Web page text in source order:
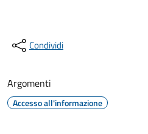
Condividi
Argomenti
Accesso all'informazione